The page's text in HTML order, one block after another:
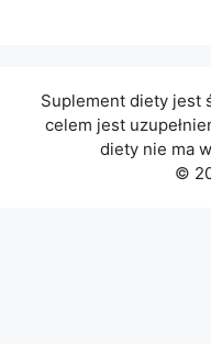
Suplement diety jest
celem jest
diety nie ma
©